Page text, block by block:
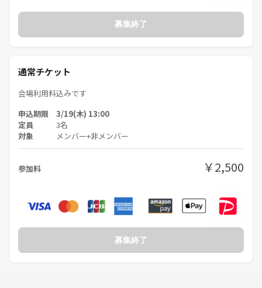
募集終了
通常チケット
会場利用料込みです
申込期限 3/19(木) 13:00
定員 3名
対象
メンバー+非メンバー
参加料 ￥2,500
募集終了